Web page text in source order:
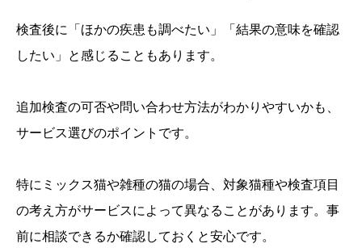
検査後に「ほかの疾患も調べたい」「結果の意味を確認
したい」と感じることもあります。
追加検査の可否や問い合わせ方法がわかりやすいかも、
サービス選びのポイントです。
特にミックス猫や雑種の猫の場合、対象猫種や検査項目
の考え方がサービスによって異なることがあります。事
前に相談できるか確認しておくと安心です。